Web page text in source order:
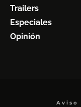
Trailers
Especiales
Opinión
Aviso